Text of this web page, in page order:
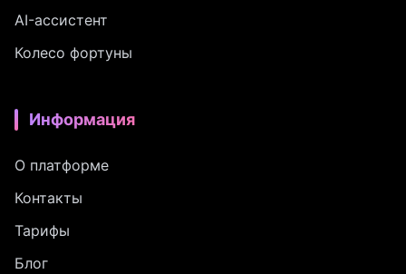
AI-ассистент
Колесо фортуны
Информация
О платформе
Контакты
Тарифы
Блог